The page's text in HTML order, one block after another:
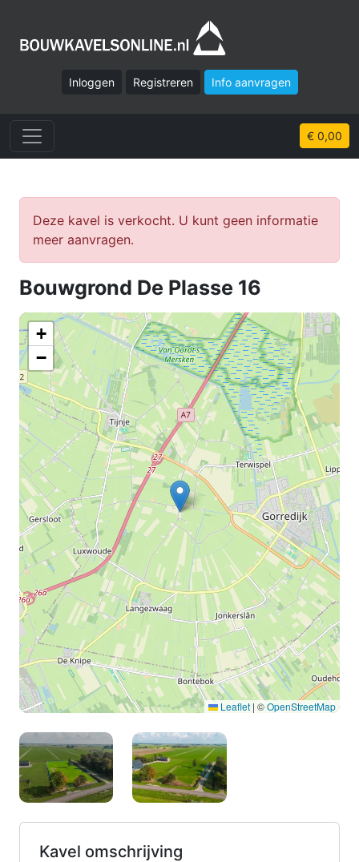
Inloggen Registreren Info aanvragen
€ 0,00
Deze kavel is verkocht. U kunt geen informatie
meer aanvragen.
Bouwgrond De Plasse 16
+
−
Leaflet | ©OpenStreetMap
Kavel omschrijving